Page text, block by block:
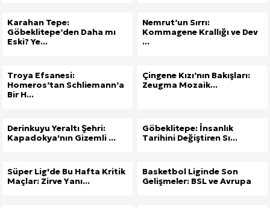
Karahan Tepe:
Göbeklitepe’den Daha mı
Eski? Ye...
Nemrut’un Sırrı:
Kommagene Krallığı ve Dev
...
Troya Efsanesi:
Homeros’tan Schliemann’a
Bir H...
Çingene Kızı’nın Bakışları:
Zeugma Mozaik...
Derinkuyu Yeraltı Şehri:
Kapadokya'nın Gizemli ...
Göbeklitepe: İnsanlık
Tarihini Değiştiren Sı...
Süper Lig'de Bu Hafta Kritik
Maçlar: Zirve Yanı...
Basketbol Liginde Son
Gelişmeler: BSL ve Avrupa